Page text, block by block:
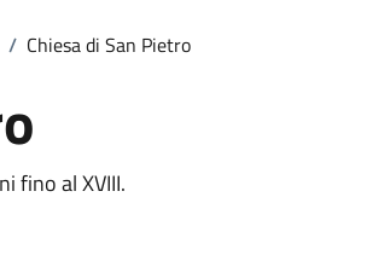
/ Chiesa di San Pietro
fino al XVIII.